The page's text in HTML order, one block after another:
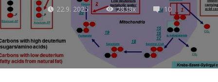
22.9. 2025 2838x 10